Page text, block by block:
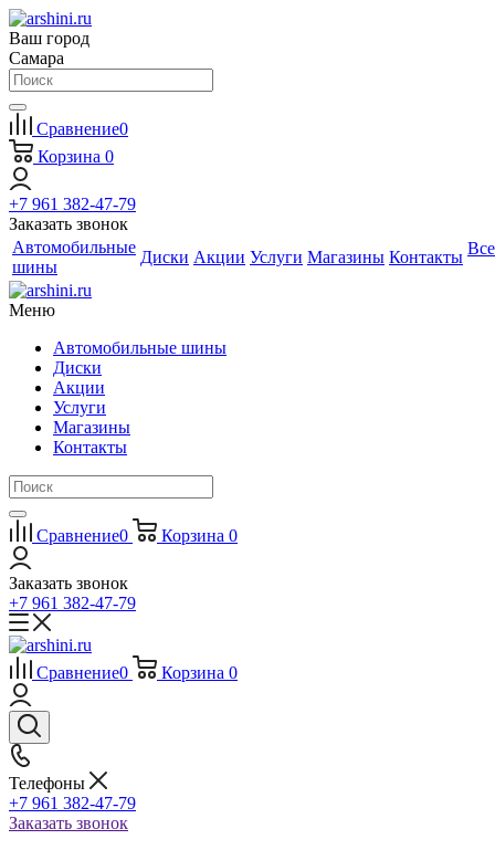
Ваш город
Самара
Сравнение0
Корзина 0
+7 961 382-47-79
Заказать звонок
Автомобильные
шины
Диски Акции Услуги Магазины Контакты Все
Меню
Автомобильные шины
Диски
Акции
Услуги
Магазины
Контакты
Сравнение0 Корзина 0
Заказать звонок
+7 961 382-47-79
Сравнение0 Корзина 0
Телефоны
+7 961 382-47-79
Заказать звонок